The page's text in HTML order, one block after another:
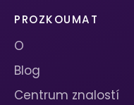
PROZKOUMAT
O
Blog
Centrum znalostí